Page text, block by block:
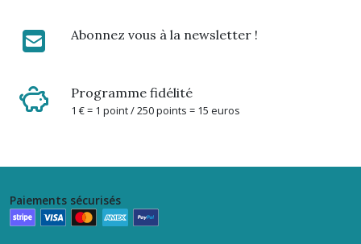
Abonnez vous à la newsletter !
Programme fidélité
1 € = 1 point / 250 points = 15 euros
Paiements sécurisés